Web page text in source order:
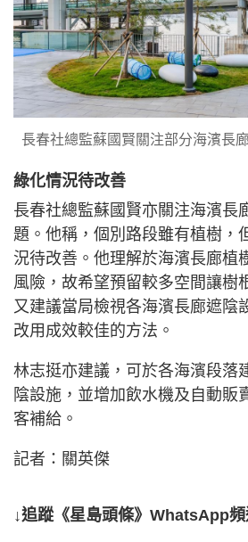
長春社總監蘇國賢關注部分海濱長
綠化情況待改善
長春社總監蘇國賢亦關注海濱長
題。他稱，個別路段雖有植樹，
況待改善。他理解於海濱長廊植
風險，故希望預留較多空間讓樹
又建議當局檢視各海濱長廊遮陰
改用成效較佳的方法。
林志挺亦建議，可於各海濱段落
陰設施，並增加飲水機及自動販
客補給。
記者：關英傑
↓追蹤《星島頭條》WhatsApp頻